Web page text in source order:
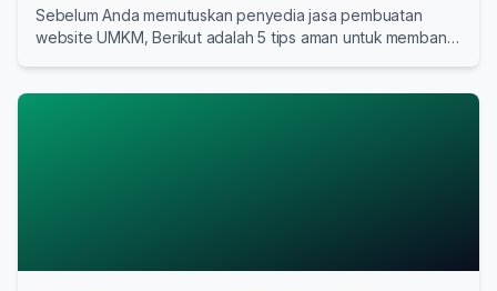
Sebelum Anda memutuskan penyedia jasa pembuatan
website UMKM, Berikut adalah 5 tips aman untuk membantu